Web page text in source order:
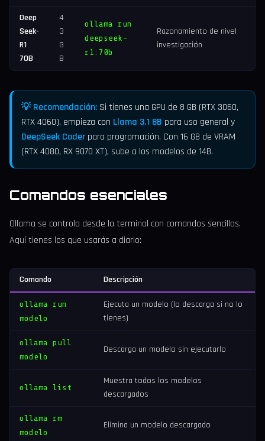
Deep
Seek-
R1
70B
4
3
G
B
ollama run
deepseek-
r1:70b
Razonamiento de nivel
investigación
💡 Recomendación: Si tienes una GPU de 8 GB (RTX 3060,
RTX 4060), empieza con Llama 3.1 8B para uso general y
DeepSeek Coder para programación. Con 16 GB de VRAM
(RTX 4080, RX 9070 XT), sube a los modelos de 14B.
Comandos esenciales
Ollama se controla desde la terminal con comandos sencillos.
Aquí tienes los que usarás a diario:
Comando Descripción
ollama run
modelo
Ejecuta un modelo (lo descarga si no lo
tienes)
ollama pull
modelo
Descarga un modelo sin ejecutarlo
ollama list
Muestra todos los modelos
descargados
ollama rm
modelo
Elimina un modelo descargado